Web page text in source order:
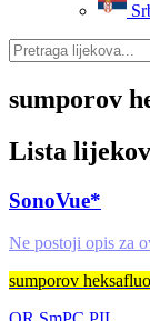
sumporov
Lista
SonoVue*
Ne postoji opis za
sumporov